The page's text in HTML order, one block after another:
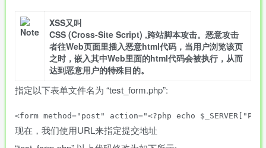
XSS又叫
CSS (Cross-Site Script) ,跨站脚本攻击。恶意攻击
者往Web页面里插入恶意html代码，当用户浏览该页
之时，嵌入其中Web里面的html代码会被执行，从而
达到恶意用户的特殊目的。
指定以下表单文件名为 “test_form.php”:
现在，我们使用URL来指定提交地址